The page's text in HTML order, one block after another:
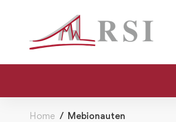
Home Mebionauten